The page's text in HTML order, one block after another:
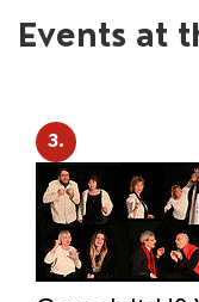
Events at
3.